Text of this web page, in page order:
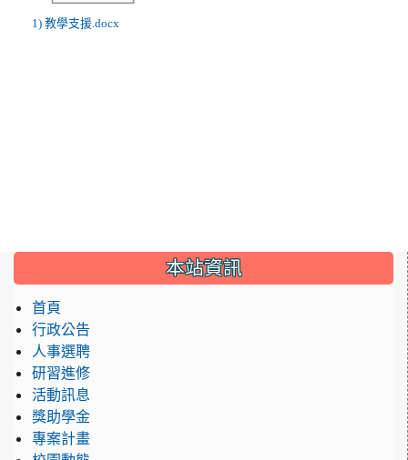
1) 教學支援.docx
::: 本站資訊
首頁
行政公告
人事選聘
研習進修
活動訊息
獎助學金
專案計畫